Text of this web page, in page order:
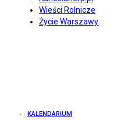
Wieści Rolnicze
Życie Warszawy
KALENDARIUM